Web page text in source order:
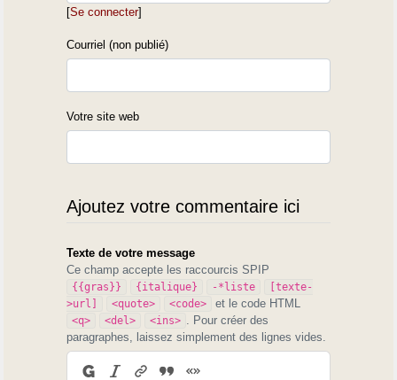
[Se connecter]
Courriel (non publié)
Votre site web
Ajoutez votre commentaire ici
Texte de votre message
Ce champ accepte les raccourcis SPIP
{{gras}} {italique} -*liste
[texte-
>url]
<quote> <code> et le code HTML
<q> <del> <ins>
. Pour créer des
paragraphes, laissez simplement des lignes vides.